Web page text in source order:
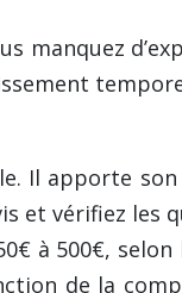
manquez
Il apporte
et vérifiez les
à 500€, selon
de la